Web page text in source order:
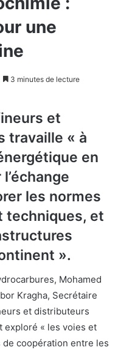
une
3 minutes de lecture
et
travaille « à
en
les normes
techniques, et
».
Mohamed
Kragha, Secrétaire
et distributeurs
exploré « les voies et
coopération entre les